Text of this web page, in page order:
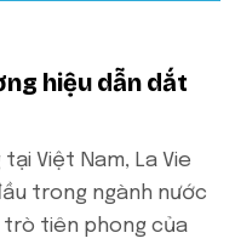
hiệu dẫn dắt
Việt Nam, La Vie
trong ngành nước
trò tiên phong của